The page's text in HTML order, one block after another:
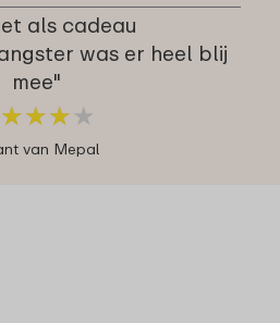
als cadeau
was er heel blij
mee"
★★★ ★
★★★ ★
van Mepal